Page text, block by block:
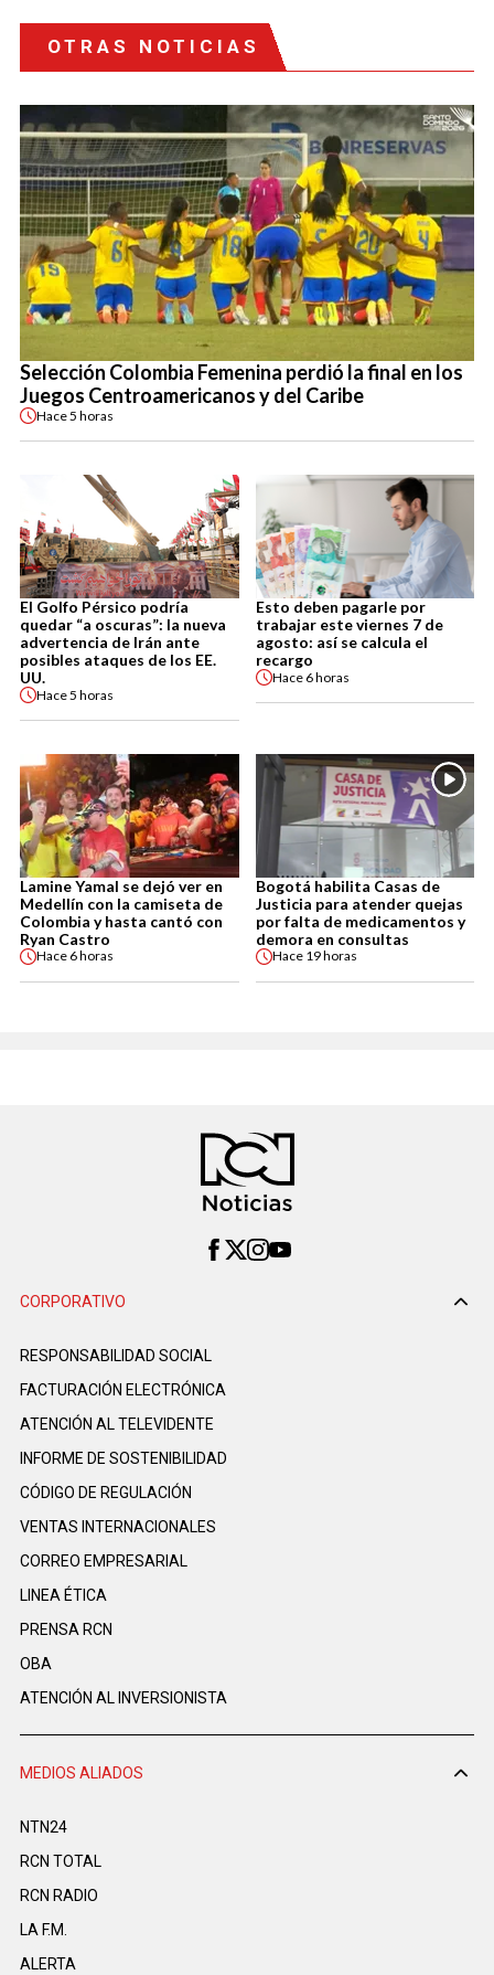
OTRAS NOTICIAS
Selección Colombia Femenina perdió la final en los
Juegos Centroamericanos y del Caribe
Hace5 horas
El Golfo Pérsico podría
quedar “a oscuras”: la nueva
advertencia de Irán ante
posibles ataques de los EE.
UU.
Hace5 horas
Esto deben pagarle por
trabajar este viernes 7 de
agosto: así se calcula el
recargo
Hace 6 horas
Lamine Yamal se dejó ver en
Medellín con la camiseta de
Colombia y hasta cantó con
Ryan Castro
Hace 6 horas
Bogotá habilita Casas de
Justicia para atender quejas
por falta de medicamentos y
demora en consultas
Hace 19 horas
CORPORATIVO
RESPONSABILIDAD SOCIAL
FACTURACIÓN ELECTRÓNICA
ATENCIÓN AL TELEVIDENTE
INFORME DE SOSTENIBILIDAD
CÓDIGO DE REGULACIÓN
VENTAS INTERNACIONALES
CORREO EMPRESARIAL
LINEA ÉTICA
PRENSA RCN
OBA
ATENCIÓN AL INVERSIONISTA
MEDIOS ALIADOS
NTN24
RCN TOTAL
RCN RADIO
LA F.M.
ALERTA